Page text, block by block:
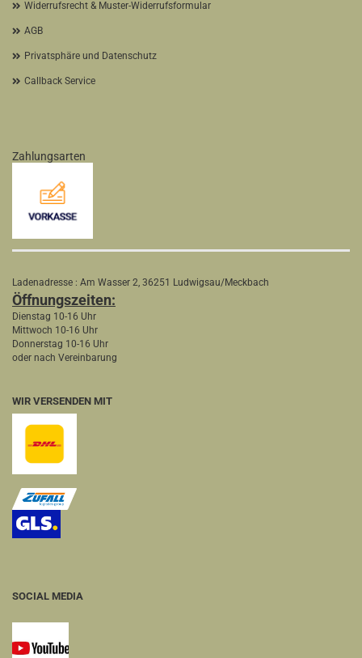
Widerrufsrecht & Muster-Widerrufsformular
AGB
Privatsphäre und Datenschutz
Callback Service
Zahlungsarten
Ladenadresse : Am Wasser 2, 36251 Ludwigsau/Meckbach
Öffnungszeiten:
Dienstag 10-16 Uhr
Mittwoch 10-16 Uhr
Donnerstag 10-16 Uhr
oder nach Vereinbarung
WIR VERSENDEN MIT
SOCIAL MEDIA